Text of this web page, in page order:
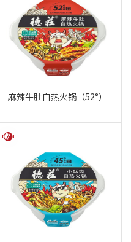
麻辣牛肚自热火锅（52°）